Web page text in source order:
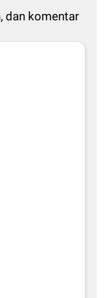
dan komentar